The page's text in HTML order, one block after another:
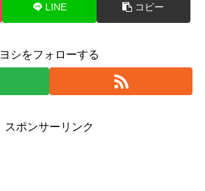
LINE コピー
ヨシをフォローする
スポンサーリンク